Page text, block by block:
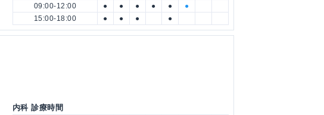
09:00-12:00
● ● ● ● ●
●
15:00-18:00
● ● ● ●
内科 診療時間